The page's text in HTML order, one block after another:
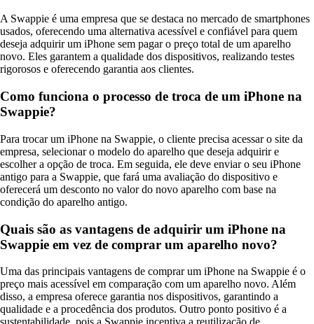
A Swappie é uma empresa que se destaca no mercado de smartphones
usados, oferecendo uma alternativa acessível e confiável para quem
deseja adquirir um iPhone sem pagar o preço total de um aparelho
novo. Eles garantem a qualidade dos dispositivos, realizando testes
rigorosos e oferecendo garantia aos clientes.
Como funciona o processo de troca de um iPhone na
Swappie?
Para trocar um iPhone na Swappie, o cliente precisa acessar o site da
empresa, selecionar o modelo do aparelho que deseja adquirir e
escolher a opção de troca. Em seguida, ele deve enviar o seu iPhone
antigo para a Swappie, que fará uma avaliação do dispositivo e
oferecerá um desconto no valor do novo aparelho com base na
condição do aparelho antigo.
Quais são as vantagens de adquirir um iPhone na
Swappie em vez de comprar um aparelho novo?
Uma das principais vantagens de comprar um iPhone na Swappie é o
preço mais acessível em comparação com um aparelho novo. Além
disso, a empresa oferece garantia nos dispositivos, garantindo a
qualidade e a procedência dos produtos. Outro ponto positivo é a